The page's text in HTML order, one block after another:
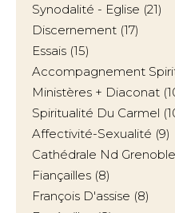
Synodalité - Eglise (21)
Discernement (17)
Essais (15)
Accompagnement
Ministères + Diaconat
Spiritualité Du Carmel
Affectivité-Sexualité (9)
Cathédrale Nd Grenoble
Fiançailles (8)
François D'assise (8)